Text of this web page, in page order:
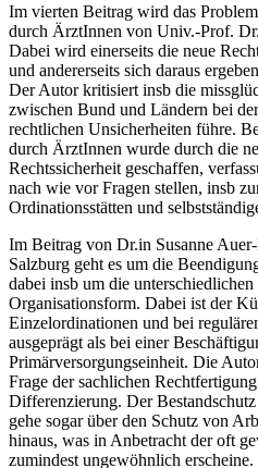
Im vierten Beitrag wird das
durch ÄrztInnen von Univ.-Prof. Dr.
Dabei wird einerseits die neue
und andererseits sich daraus
Der Autor kritisiert insb die
zwischen Bund und Ländern bei
rechtlichen Unsicherheiten führe.
durch ÄrztInnen wurde durch die
Rechtssicherheit geschaffen,
nach wie vor Fragen stellen, insb
Ordinationsstätten und
Im Beitrag von Dr.in Susanne
Salzburg geht es um die
dabei insb um die
Organisationsform. Dabei ist der
Einzelordinationen und bei
ausgeprägt als bei einer
Primärversorgungseinheit. Die
Frage der sachlichen
Differenzierung. Der
gehe sogar über den Schutz von
hinaus, was in Anbetracht der oft
zumindest ungewöhnlich